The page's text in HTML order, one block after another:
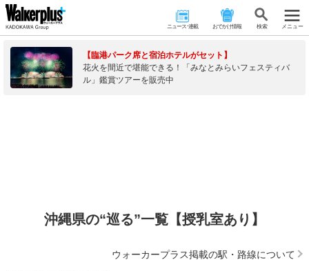
ニュース･連載 おでかけ情報 検 索 メニュー
【臨港パーク席と宿泊ホテルがセット】
花火を間近で堪能できる！「みなとみらいフェスティバ
ル」鑑賞ツアーを販売中
沖縄県の“巡る”一覧【授乳室あり】
ウォーカープラス掲載の駅・路線について